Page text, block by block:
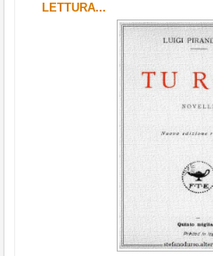
LETTURA...